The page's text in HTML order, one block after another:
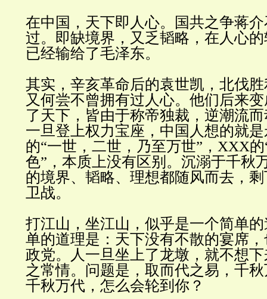
在中国，天下即人心。国共之争蒋
过。即缺境界，又乏韬略，在人心
已经输给了毛泽东。
其实，辛亥革命后的袁世凯，北伐
又何尝不曾拥有过人心。他们后来
了天下，皆由于称帝独裁，逆潮流
一旦登上权力宝座，中国人想的就
的“一世，二世，乃至万世” ， XXX的
色” ，本质上没有区别。沉溺于千秋
的境界、韬略、理想都随风而去，
卫战。
打江山，坐江山，似乎是一个简单
单的道理是：天下没有不散的宴席
政党。人一旦坐上了龙墩，就不想
之常情。问题是，取而代之易，千
千秋万代，怎么会轮到你 ？